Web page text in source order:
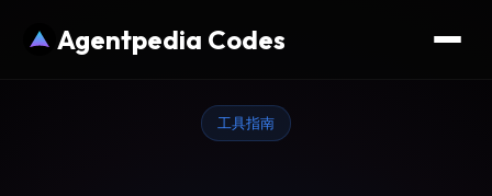
Agentpedia Codes
工具指南